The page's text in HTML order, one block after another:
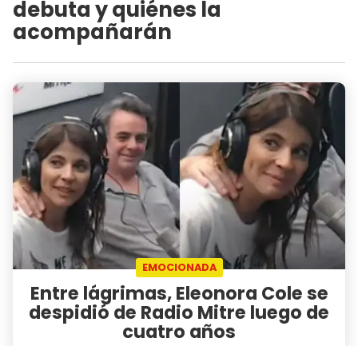
debuta y quiénes la
acompañarán
EMOCIONADA
Entre lágrimas, Eleonora Cole se
despidió de Radio Mitre luego de
cuatro años